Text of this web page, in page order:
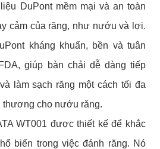
DuPont mềm mại và an toàn
cảm của răng, như nướu và lợi.
kháng khuẩn, bền và tuân
giúp bàn chải dễ dàng tiếp
làm sạch răng một cách tối đa
thương cho nướu răng.
WT001 được thiết kế để khắc
biến trong việc đánh răng. Nó